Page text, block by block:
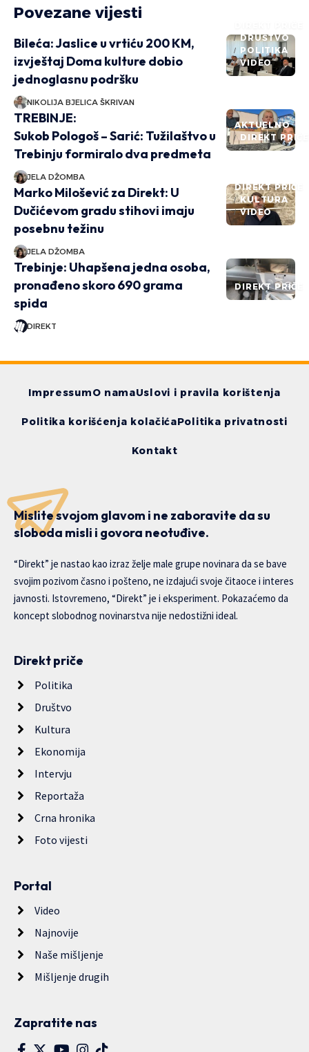
Povezane vijesti
DRUŠTVO
POLITIKA
VIDEO
Bileća: Jaslice u vrtiću 200 KM,
izvještaj Doma kulture dobio
jednoglasnu podršku
NIKOLIJA BJELICA ŠKRIVAN
AKTUELNO
DIREKT PRIČE
TREBINJE:
Sukob Pologoš – Sarić: Tužilaštvo u
Trebinju formiralo dva predmeta
JELA DŽOMBA
DIREKT PRIČE
KULTURA
VIDEO
Marko Milošević za Direkt: U
Dučićevom gradu stihovi imaju
posebnu težinu
JELA DŽOMBA
DIREKT PRIČE
Trebinje: Uhapšena jedna osoba,
pronađeno skoro 690 grama
spida
DIREKT
ImpressumO namaUslovi i pravila korištenja
Politika korišćenja kolačićaPolitika privatnosti
Kontakt
Mislite svojom glavom i ne zaboravite da su
sloboda misli i govora neotuđive.
“Direkt” je nastao kao izraz želje male grupe novinara da se bave
svojim pozivom časno i pošteno, ne izdajući svoje čitaoce i interes
javnosti. Istovremeno, “Direkt” je i eksperiment. Pokazaćemo da
koncept slobodnog novinarstva nije nedostižni ideal.
Direkt priče
Politika
Društvo
Kultura
Ekonomija
Intervju
Reportaža
Crna hronika
Foto vijesti
Portal
Video
Najnovije
Naše mišljenje
Mišljenje drugih
Zapratite nas